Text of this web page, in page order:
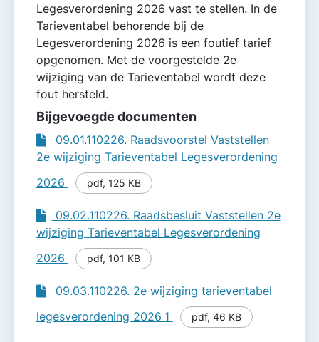
Legesverordening 2026 vast te stellen. In de
Tarieventabel behorende bij de
Legesverordening 2026 is een foutief tarief
opgenomen. Met de voorgestelde 2e
wijziging van de Tarieventabel wordt deze
fout hersteld.
Bijgevoegde documenten
09.01.110226. Raadsvoorstel Vaststellen
2e wijziging Tarieventabel Legesverordening
2026
pdf, 125 KB
09.02.110226. Raadsbesluit Vaststellen 2e
wijziging Tarieventabel Legesverordening
2026
pdf, 101 KB
09.03.110226. 2e wijziging tarieventabel
legesverordening 2026_1
pdf, 46 KB